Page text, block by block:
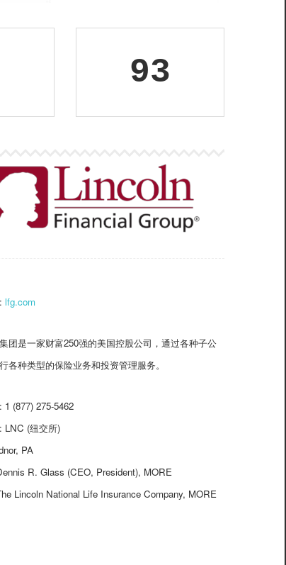
93
lfg.com
团是一家财富250强的美国控股公司，通过各种子公
各种类型的保险业务和投资管理服务。
1 (877) 275-5462
LNC (纽交所)
PA
R. Glass (CEO, President), MORE
Lincoln National Life Insurance Company, MORE